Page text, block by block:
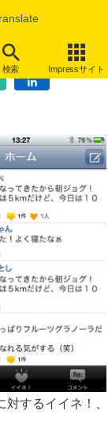
検索 Impressサイト
ボイスなう」
するイイネ！、